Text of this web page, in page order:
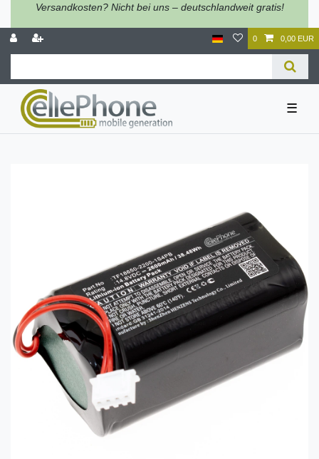
Versandkosten? Nicht bei uns – deutschlandweit gratis!
0 0,00 EUR
☰